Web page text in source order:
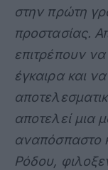
στην πρώτη
προστασίας.
επιτρέπουν
έγκαιρα και
αποτελεί μια
αναπόσπαστο
Ρόδου,